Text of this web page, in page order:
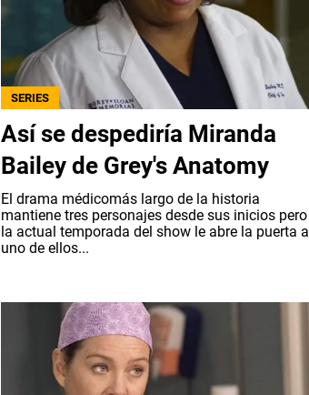
SERIES
Así se despediría Miranda
Bailey de Grey's Anatomy
El drama médicomás largo de la historia
mantiene tres personajes desde sus inicios pero
la actual temporada del show le abre la puerta a
uno de ellos...